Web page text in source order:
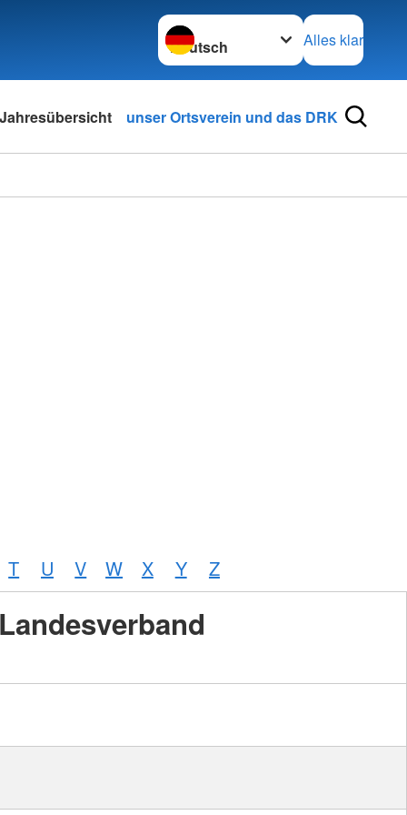
Sprache wechseln zu
Alles klar
unser Ortsverein und das DRK
T U V W X Y Z
Landesverband
Karte: